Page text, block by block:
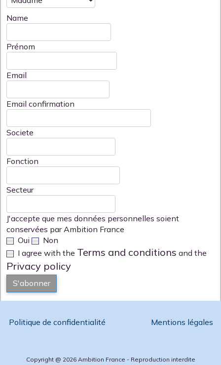
Name
Prénom
Email
Email confirmation
Societe
Fonction
Secteur
J'accepte que mes données personnelles soient
conservées par Ambition France
Oui
Non
I agree with the Terms and conditions and the
Privacy policy
S'abonner
Politique de confidentialité Mentions légales
Copyright @ 2026 Ambition France - Reproduction interdite